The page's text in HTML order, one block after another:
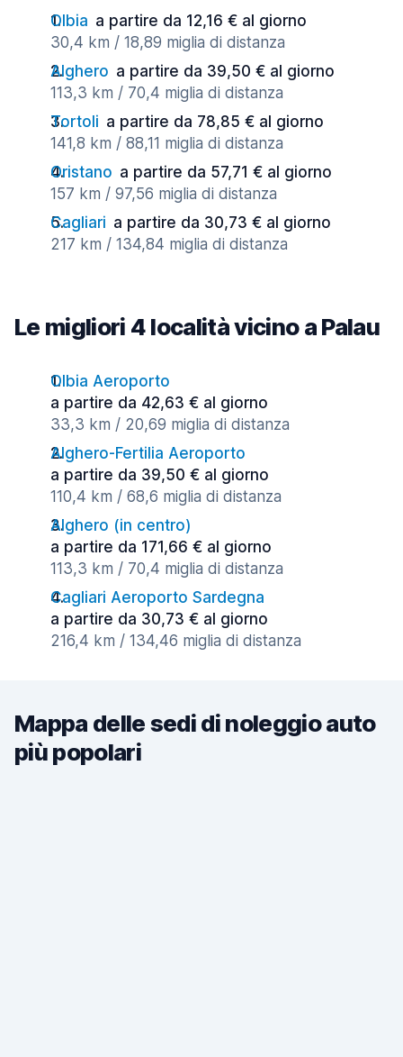
Olbia a partire da 12,16 € al giorno
30,4 km / 18,89 miglia di distanza
Alghero a partire da 39,50 € al giorno
113,3 km / 70,4 miglia di distanza
Tortoli a partire da 78,85 € al giorno
141,8 km / 88,11 miglia di distanza
Oristano a partire da 57,71 € al giorno
157 km / 97,56 miglia di distanza
Cagliari a partire da 30,73 € al giorno
217 km / 134,84 miglia di distanza
Le migliori 4 località vicino a Palau
Olbia Aeroporto
a partire da 42,63 € al giorno
33,3 km / 20,69 miglia di distanza
Alghero-Fertilia Aeroporto
a partire da 39,50 € al giorno
110,4 km / 68,6 miglia di distanza
Alghero (in centro)
a partire da 171,66 € al giorno
113,3 km / 70,4 miglia di distanza
Cagliari Aeroporto Sardegna
a partire da 30,73 € al giorno
216,4 km / 134,46 miglia di distanza
Mappa delle sedi di noleggio auto
più popolari